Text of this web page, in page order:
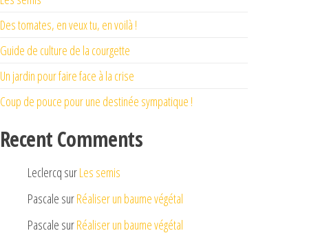
Des tomates, en veux tu, en voilà !
Guide de culture de la courgette
Un jardin pour faire face à la crise
Coup de pouce pour une destinée sympatique !
Recent Comments
Leclercq surLes semis
Pascale surRéaliser un baume végétal
Pascale surRéaliser un baume végétal